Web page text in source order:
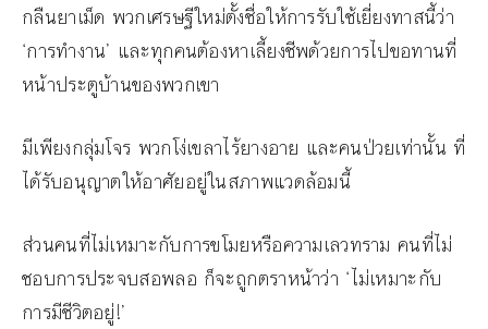
กลืนยาเม็ด พวกเศรษฐีใหม่ตั้งชื่อให้การรับใช้เยี่ยงทาสนี้ว่า
‘การทำงาน’ และทุกคนต้องหาเลี้ยงชีพด้วยการไปขอทานที่
หน้าประตูบ้านของพวกเขา
มีเพียงกลุ่มโจร พวกโง่เขลาไร้ยางอาย และคนป่วยเท่านั้น ที่
ได้รับอนุญาตให้อาศัยอยู่ในสภาพแวดล้อมนี้
ส่วนคนที่ไม่เหมาะกับการขโมยหรือความเลวทราม คนที่ไม่
ชอบการประจบสอพลอ ก็จะถูกตราหน้าว่า ‘ไม่เหมาะกับ
การมีชีวิตอยู่!’